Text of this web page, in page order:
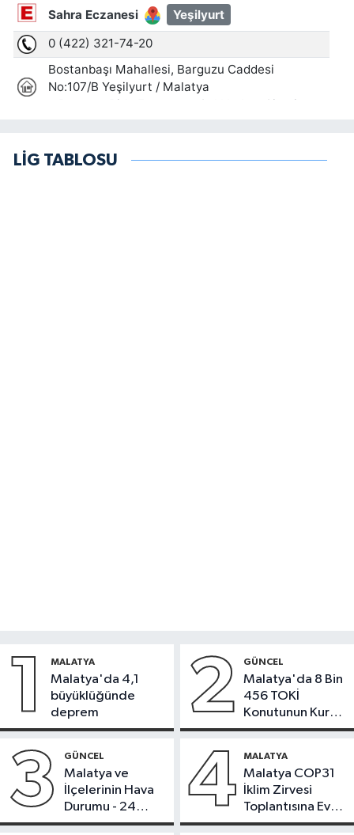
LİG TABLOSU
1 MALATYA
Malatya'da 4,1
büyüklüğünde
deprem
2 GÜNCEL
Malatya'da 8 Bin
456 TOKİ
Konutunun Kurası
Bugün Çekiliyor
3 GÜNCEL
Malatya ve
İlçelerinin Hava
Durumu - 24
Temmuz 2026
4 MALATYA
Malatya COP31
İklim Zirvesi
Toplantısına Ev
Sahipliği Yaptı